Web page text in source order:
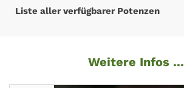
Liste aller verfügbarer Potenzen
Weitere Infos ...